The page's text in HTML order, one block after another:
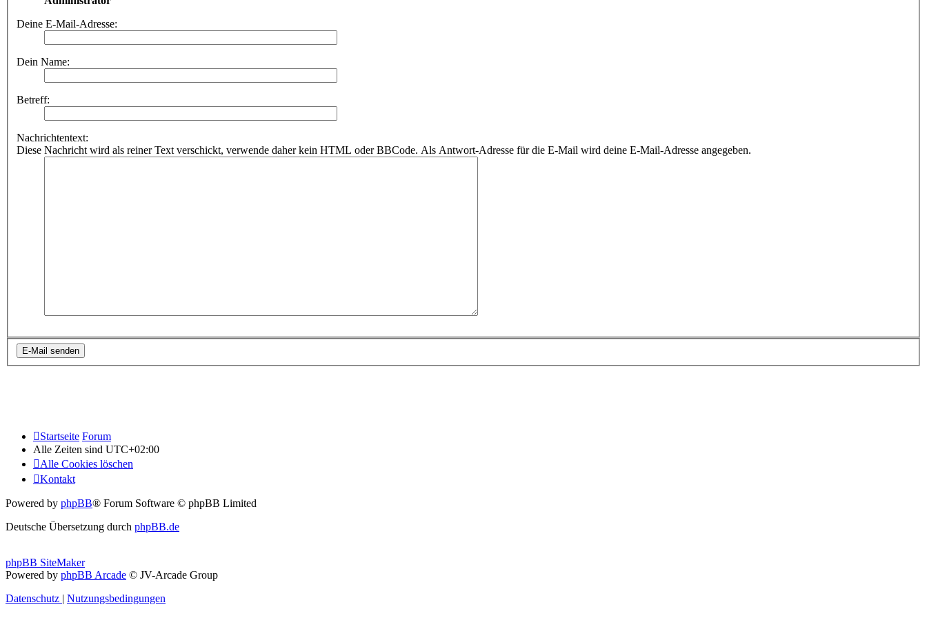
Deine E-Mail-Adresse:
Dein Name:
Betreff:
Nachrichtentext:
Diese Nachricht wird als reiner Text verschickt, verwende daher kein HTML oder BBCode. Als Antwort-Adresse für die E-Mail wird deine E-Mail-Adresse angegeben.
Startseite Forum
Alle Zeiten sind UTC+02:00
Alle Cookies löschen
Kontakt
Powered by phpBB® Forum Software © phpBB Limited
Deutsche Übersetzung durch phpBB.de
phpBB SiteMaker
Powered by phpBB Arcade © JV-Arcade Group
Datenschutz | Nutzungsbedingungen